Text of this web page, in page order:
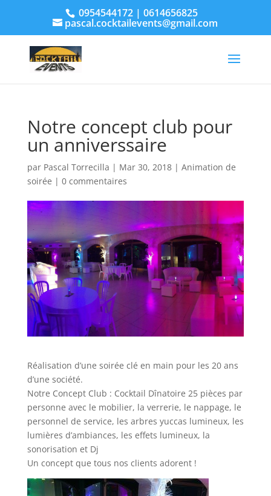
0954544172 | 0614656825
pascal.cocktailevents@gmail.com
Notre concept club pour
un anniverssaire
par Pascal Torrecilla | Mar 30, 2018| Animation de
soirée | 0 commentaires
Réalisation d’une soirée clé en main pour les 20 ans
d’une société.
Notre Concept Club : Cocktail Dînatoire 25 pièces par
personne avec le mobilier, la verrerie, le nappage, le
personnel de service, les arbres yuccas lumineux, les
lumières d’ambiances, les effets lumineux, la
sonorisation et Dj
Un concept que tous nos clients adorent !